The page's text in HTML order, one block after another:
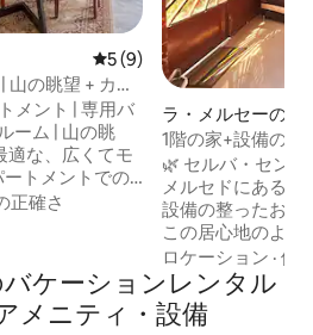
レビュー9件、5つ星中5つ
5 (9)
の眺望 + カフ
メント | 専用バ
ーム | 山の眺
トメントでの
ラ・メルセド
設備の整ったキ
人用ガレージと
正確さ
ラ・メルセーの一
1階の家+設備の
適
🌿 セルバ・セン
メルセドにある快
設備の整ったお部
この居心地のよい
れ、カップル、
自然とのつながり
です。 ✨ 当宿泊施設をお選びいただく理
由 ✔️ 最大5名様までご宿泊いただけます
ロケーション ·価
ケーションレンタル
メニティ・設備